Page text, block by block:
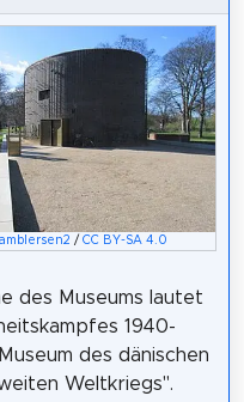
/ CC BY-SA 4.0
des Museums lautet
1940-
des dänischen
Weltkriegs".